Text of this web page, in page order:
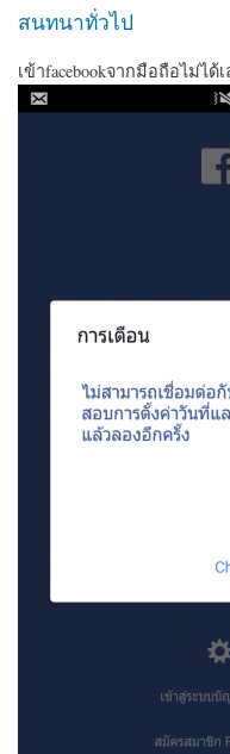
สนทนาทั่วไป
เข้าfacebookจากมือถือไม่ไ